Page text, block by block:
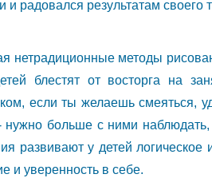
и радовался результатам своего
нетрадиционные методы
блестят от восторга на
если ты желаешь смеяться,
нужно больше с ними
развивают у детей
и уверенность в себе.